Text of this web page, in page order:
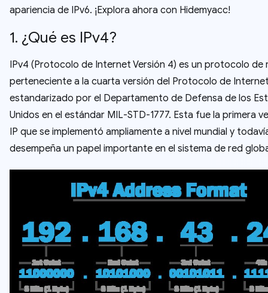
apariencia de IPv6. ¡Explora ahora con Hidemyacc!
1. ¿Qué es IPv4?
IPv4 (Protocolo de Internet Versión 4) es un protocolo de
perteneciente a la cuarta versión del Protocolo de
estandarizado por el Departamento de Defensa de los
Unidos en el estándar MIL-STD-1777. Esta fue la primera
IP que se implementó ampliamente a nivel mundial y
desempeña un papel importante en el sistema de red